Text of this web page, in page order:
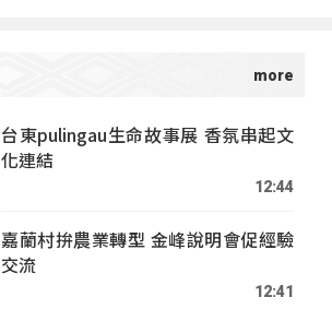
台東pulingau生命故事展 香氛串起文
化連結
12:44
嘉蘭村拚農業轉型 金峰說明會促經驗
交流
12:41